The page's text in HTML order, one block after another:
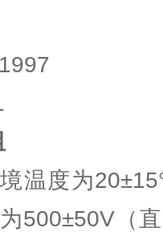
度为
500±50V（